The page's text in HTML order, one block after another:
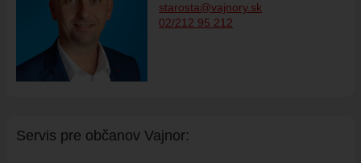
starosta@vajnory.sk
02/212 95 212
Servis pre občanov Vajnor: